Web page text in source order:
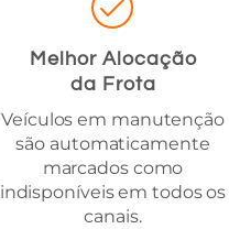
Melhor Alocação
da Frota
Veículos em manutenção
são automaticamente
marcados como
indisponíveis em todos os
canais.